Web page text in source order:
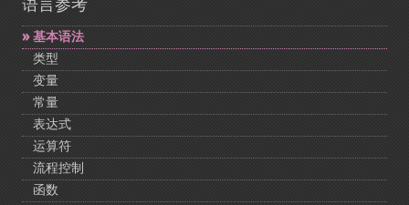
语言参考
基本语法
类型
变量
常量
表达式
运算符
流程控制
函数